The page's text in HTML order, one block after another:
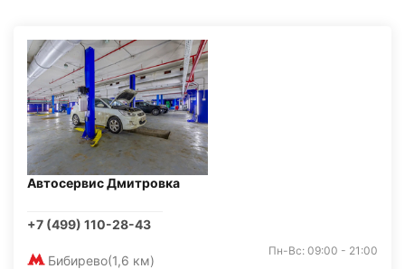
Автосервис Дмитровка
+7 (499) 110-28-43
Бибирево(1,6 км)
Пн-Вс: 09:00 - 21:00